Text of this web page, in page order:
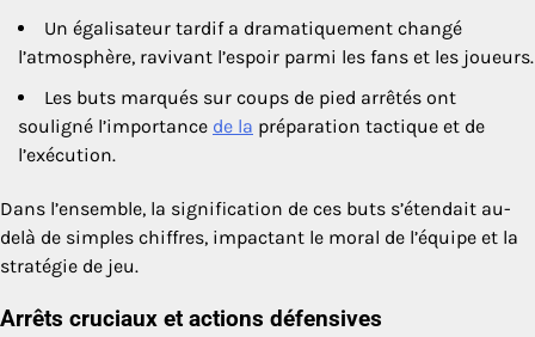
Un égalisateur tardif a dramatiquement changé
l’atmosphère, ravivant l’espoir parmi les fans et les joueurs.
Les buts marqués sur coups de pied arrêtés ont
souligné l’importance de la préparation tactique et de
l’exécution.
Dans l’ensemble, la signification de ces buts s’étendait au-
delà de simples chiffres, impactant le moral de l’équipe et la
stratégie de jeu.
Arrêts cruciaux et actions défensives